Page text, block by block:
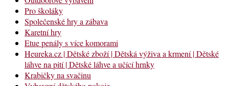
Pro školáky
Společenské hry a zábava
Karetní hry
Etue penály s více komorami
Heureka.cz | Dětské zboží | Dětská výživa a krmení | Dětské
láhve na pití | Dětské láhve a učící hrnky
Krabičky na svačinu